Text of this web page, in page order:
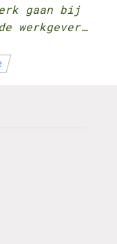
gaan bij
werkgever…